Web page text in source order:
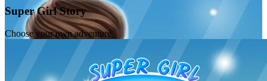
Super Girl Story
Choose your own adventure